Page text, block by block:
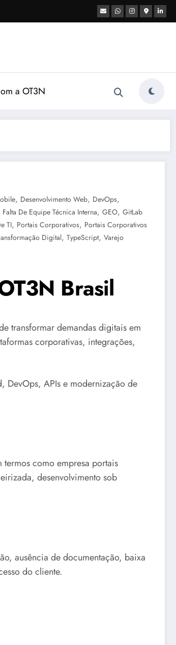
a OT3N
, Desenvolvimento Web, DevOps,
Falta De Equipe Técnica Interna, GEO, GitLab
TI, Portais Corporativos, Portais Corporativos
Digital, TypeScript, Varejo
Brasil
transformar demandas digitais em
corporativas, integrações,
DevOps, APIs e modernização de
como empresa portais
desenvolvimento sob
ausência de documentação, baixa
do cliente.